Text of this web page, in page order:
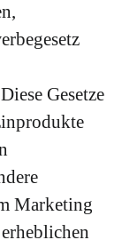
Gesetze
Marketing